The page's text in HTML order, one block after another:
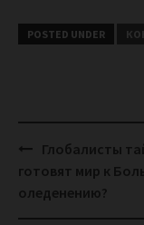
POSTED UNDER
Post
navigation
Глобалисты
готовят мир к
оледенению?